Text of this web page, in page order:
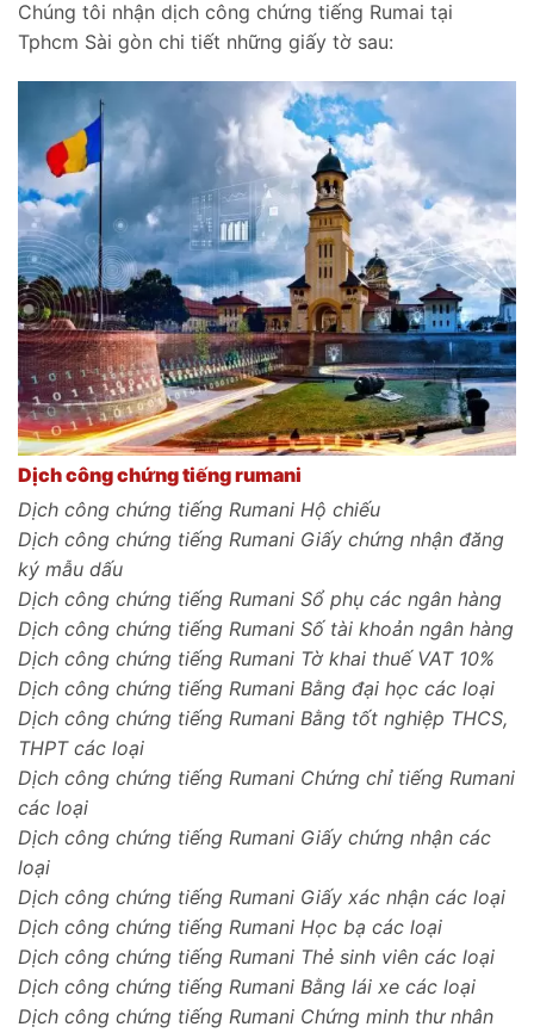
Chúng tôi nhận dịch công chứng tiếng Rumai tại
Tphcm Sài gòn chi tiết những giấy tờ sau:
Dịch công chứng tiếng rumani
Dịch công chứng tiếng Rumani Hộ chiếu
Dịch công chứng tiếng Rumani Giấy chứng nhận đăng
ký mẫu dấu
Dịch công chứng tiếng Rumani Sổ phụ các ngân hàng
Dịch công chứng tiếng Rumani Số tài khoản ngân hàng
Dịch công chứng tiếng Rumani Tờ khai thuế VAT 10%
Dịch công chứng tiếng Rumani Bằng đại học các loại
Dịch công chứng tiếng Rumani Bằng tốt nghiệp THCS,
THPT các loại
Dịch công chứng tiếng Rumani Chứng chỉ tiếng Rumani
các loại
Dịch công chứng tiếng Rumani Giấy chứng nhận các
loại
Dịch công chứng tiếng Rumani Giấy xác nhận các loại
Dịch công chứng tiếng Rumani Học bạ các loại
Dịch công chứng tiếng Rumani Thẻ sinh viên các loại
Dịch công chứng tiếng Rumani Bằng lái xe các loại
Dịch công chứng tiếng Rumani Chứng minh thư nhân